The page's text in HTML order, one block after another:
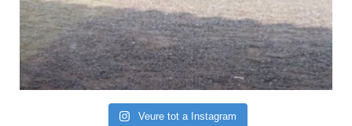
Veure tot a Instagram